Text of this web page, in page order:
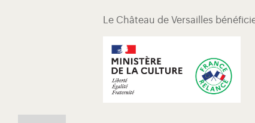
Le Château de Versailles